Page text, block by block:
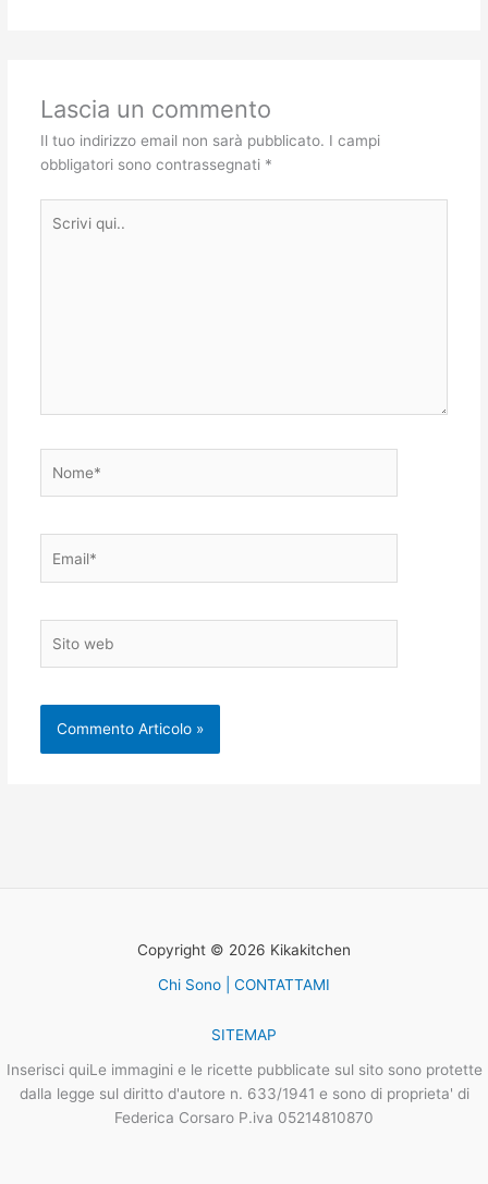
Lascia un commento
Il tuo indirizzo email non sarà pubblicato. I campi
obbligatori sono contrassegnati *
qui..
web
Copyright © 2026 Kikakitchen
Chi Sono | CONTATTAMI
SITEMAP
Inserisci quiLe immagini e le ricette pubblicate sul sito sono protette
dalla legge sul diritto d'autore n. 633/1941 e sono di proprieta' di
Federica Corsaro P.iva 05214810870